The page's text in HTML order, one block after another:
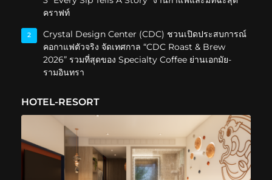
คราฟท์
2
Crystal Design Center (CDC) ชวนเปิดประสบการณ์
คอกาแฟตัวจริง จัดเทศกาล “CDC Roast & Brew
2026” รวมที่สุดของ Specialty Coffee ย่านเอกมัย-
รามอินทรา
HOTEL-RESORT